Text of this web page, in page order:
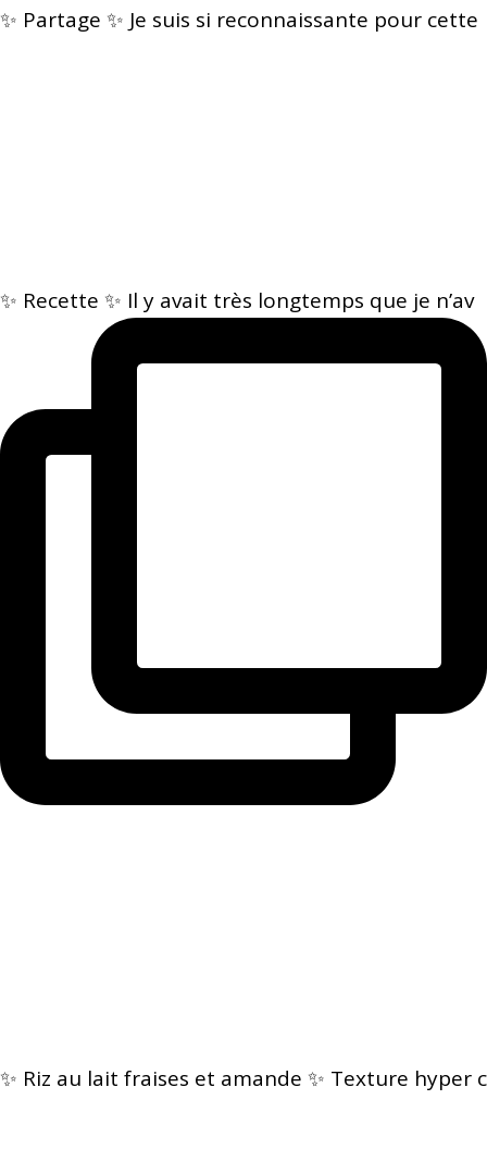
✨ Partage ✨ Je suis si reconnaissante pour cette
✨ Recette ✨ Il y avait très longtemps que je n’av
✨ Riz au lait fraises et amande ✨ Texture hyper c